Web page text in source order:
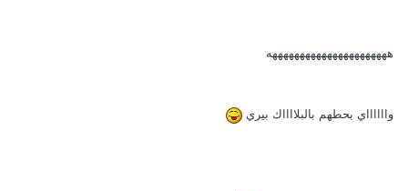
ههههههههههههههههههههههه
وااااااي بحطهم بالبلااااك بيري